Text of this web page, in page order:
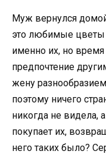
Муж вернулся
это любимые цветы
именно их, но
предпочтение
жену
поэтому ничего
никогда не видела,
покупает их,
него таких было?